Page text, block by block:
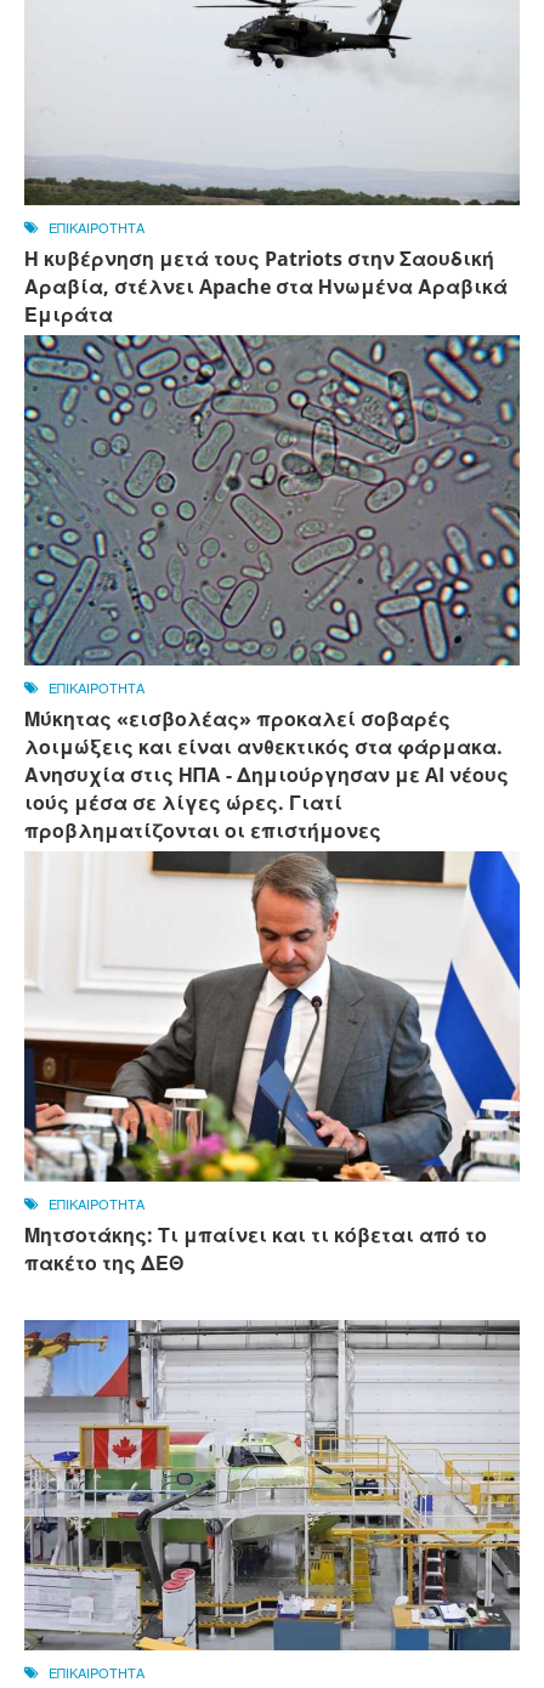
ΕΠΙΚΑΙΡΟΤΗΤΑ
Η κυβέρνηση μετά τους Patriots στην Σαουδική
Αραβία, στέλνει Apache στα Ηνωμένα Αραβικά
Εμιράτα
ΕΠΙΚΑΙΡΟΤΗΤΑ
Μύκητας «εισβολέας» προκαλεί σοβαρές
λοιμώξεις και είναι ανθεκτικός στα φάρμακα.
Ανησυχία στις ΗΠΑ - Δημιούργησαν με AI νέους
ιούς μέσα σε λίγες ώρες. Γιατί
προβληματίζονται οι επιστήμονες
ΕΠΙΚΑΙΡΟΤΗΤΑ
Μητσοτάκης: Τι μπαίνει και τι κόβεται από το
πακέτο της ΔΕΘ
ΕΠΙΚΑΙΡΟΤΗΤΑ